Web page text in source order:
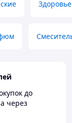
Здоровье
до
через